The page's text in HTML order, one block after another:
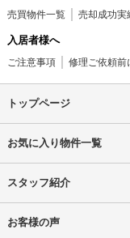
売買物件一覧 売却成功実
入居者様へ
ご注意事項 修理ご依頼前
トップページ
お気に入り物件一覧
スタッフ紹介
お客様の声